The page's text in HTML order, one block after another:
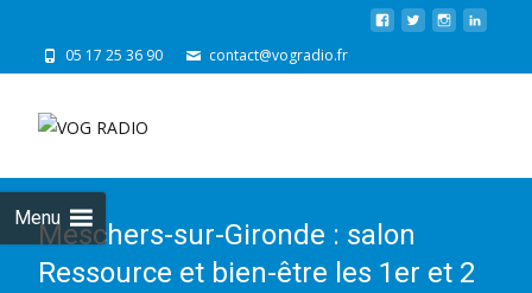
05 17 25 36 90 contact@vogradio.fr
Menu
Meschers-sur-Gironde : salon
Ressource et bien-être les 1er et 2